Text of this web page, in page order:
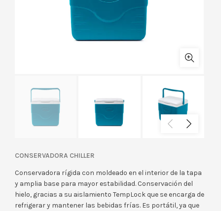
Conservadora Chiller
Conservadora rígida con moldeado en el interior de la tapa
y amplia base para mayor estabilidad. Conservación del
hielo, gracias a su aislamiento TempLock que se encarga de
refrigerar y mantener las bebidas frías. Es portátil, ya que